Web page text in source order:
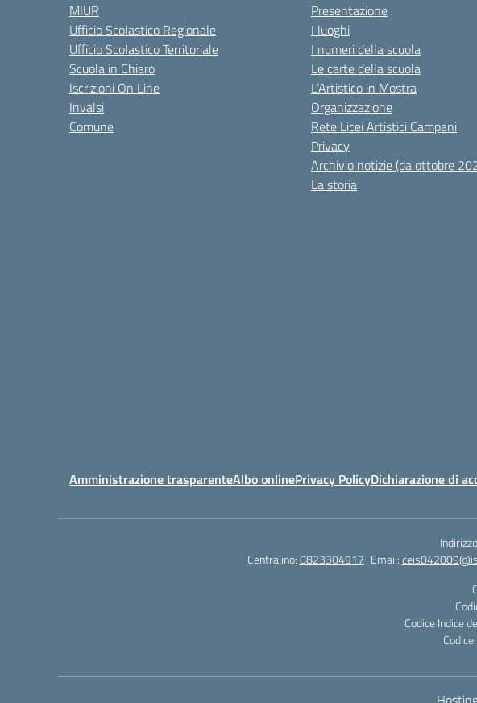
MIUR
Ufficio Scolastico Regionale
Ufficio Scolastico Territoriale
Scuola in Chiaro
Iscrizioni On Line
Invalsi
Comune
Presentazione
I luoghi
I numeri della scuola
Le carte della scuola
L’Artistico in Mostra
Organizzazione
Rete Licei Artistici Campani
Privacy
Archivio notizie (da ottobre
La storia
Amministrazione trasparenteAlbo onlinePrivacy PolicyDichiarazione di
Centralino:0823304917 Email:
Codice Indice